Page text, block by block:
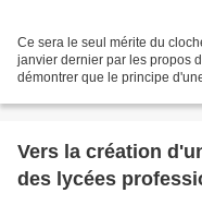
Ce sera le seul mérite du
janvier dernier par les propos
démontrer que le principe
Vers la création
des lycées